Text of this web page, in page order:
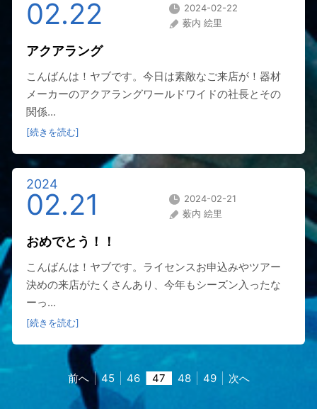
02.22
2024-02-22
薮内 絵里
アクアラング
こんばんは！ヤブです。今日は素敵なご来店が！器材
メーカーのアクアラングワールドワイドの社長とその
関係...
[続きを読む]
2024
02.21
2024-02-21
薮内 絵里
おめでとう！！
こんばんは！ヤブです。ライセンスお申込みやツアー
決めの来店がたくさんあり、今年もシーズン入ったな
ーっ...
[続きを読む]
前へ 45 46 47 48 49 次へ